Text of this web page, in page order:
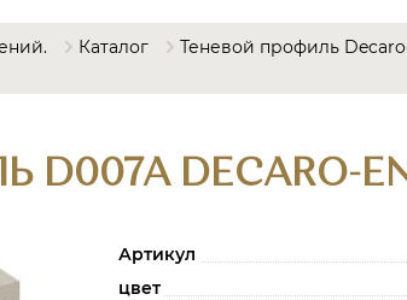
Каталог
Теневой профиль
DECARO-
Артикул
цвет